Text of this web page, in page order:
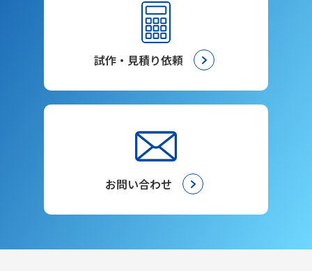
試作・見積り依頼
お問い合わせ